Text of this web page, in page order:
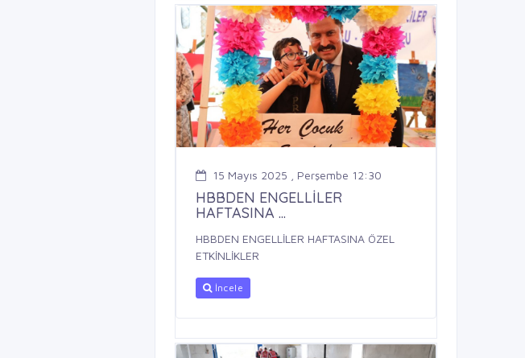
15 Mayıs 2025 , Perşembe 12:30
HBBDEN ENGELLİLER
HAFTASINA ...
HBBDEN ENGELLİLER HAFTASINA ÖZEL
ETKİNLİKLER
İncele